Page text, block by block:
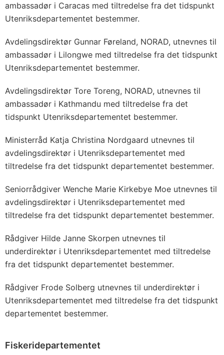
ambassadør i Caracas med tiltredelse fra det tidspunkt
Utenriksdepartementet bestemmer.
Avdelingsdirektør Gunnar Føreland, NORAD, utnevnes til
ambassadør i Lilongwe med tiltredelse fra det tidspunkt
Utenriksdepartementet bestemmer.
Avdelingsdirektør Tore Toreng, NORAD, utnevnes til
ambassadør i Kathmandu med tiltredelse fra det
tidspunkt Utenriksdepartementet bestemmer.
Ministerråd Katja Christina Nordgaard utnevnes til
avdelingsdirektør i Utenriksdepartementet med
tiltredelse fra det tidspunkt departementet bestemmer.
Seniorrådgiver Wenche Marie Kirkebye Moe utnevnes til
avdelingsdirektør i Utenriksdepartementet med
tiltredelse fra det tidspunkt departementet bestemmer.
Rådgiver Hilde Janne Skorpen utnevnes til
underdirektør i Utenriksdepartementet med tiltredelse
fra det tidspunkt departementet bestemmer.
Rådgiver Frode Solberg utnevnes til underdirektør i
Utenriksdepartementet med tiltredelse fra det tidspunkt
departementet bestemmer.
Fiskeridepartementet